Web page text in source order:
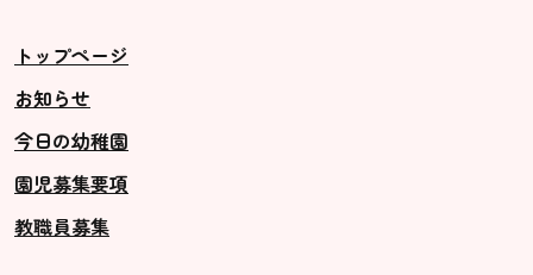
トップページ
お知らせ
今日の幼稚園
園児募集要項
教職員募集